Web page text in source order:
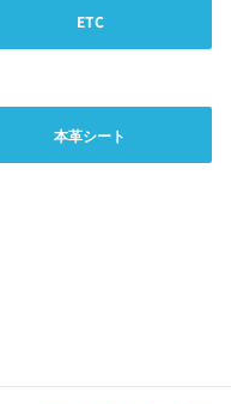
ETC
本革シート